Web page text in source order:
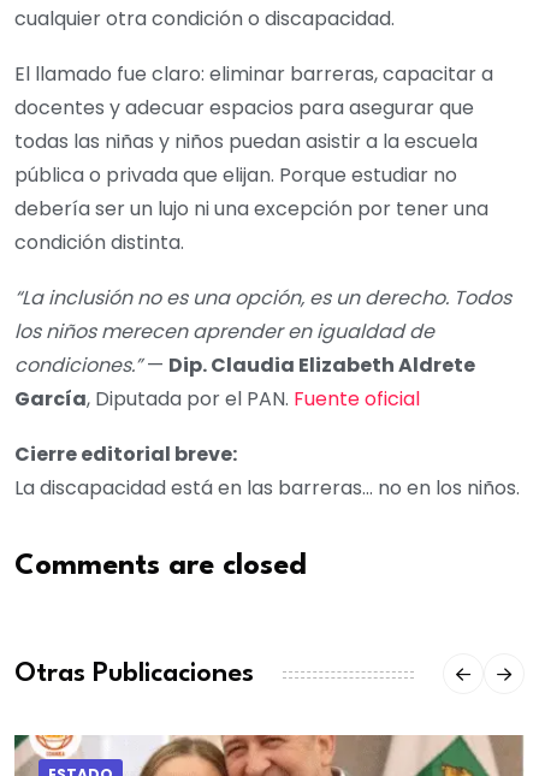
cualquier otra condición o discapacidad.
El llamado fue claro: eliminar barreras, capacitar a
docentes y adecuar espacios para asegurar que
todas las niñas y niños puedan asistir a la escuela
pública o privada que elijan. Porque estudiar no
debería ser un lujo ni una excepción por tener una
condición distinta.
“La inclusión no es una opción, es un derecho. Todos
los niños merecen aprender en igualdad de
condiciones.”— Dip. Claudia Elizabeth Aldrete
García, Diputada por el PAN. Fuente oficial
Cierre editorial breve:
La discapacidad está en las barreras… no en los niños.
Comments are closed
Otras Publicaciones